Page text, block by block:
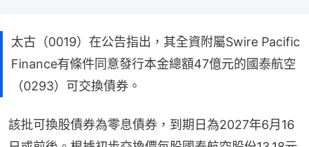
太古（0019）在公告指出，其全資附屬Swire Pacific
Finance有條件同意發行本金總額47億元的國泰航空
（0293）可交換債券。
該批可換股債券為零息債券，到期日為2027年6月16